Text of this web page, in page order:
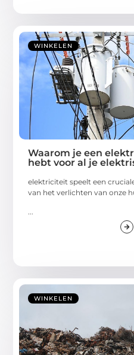
WINKELEN
Waarom je een
hebt voor al je
elektriciteit speelt een
van het verlichten van onze
...
WINKELEN